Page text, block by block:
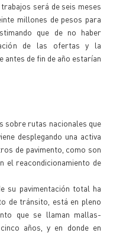
será de seis meses
millones de pesos para
que de no haber
de las ofertas y la
antes de fin de año estarían
sobre rutas nacionales que
desplegando una activa
de pavimento, como son
el reacondicionamiento de
su pavimentación total ha
de tránsito, está en pleno
que se llaman mallas-
años, y en donde en